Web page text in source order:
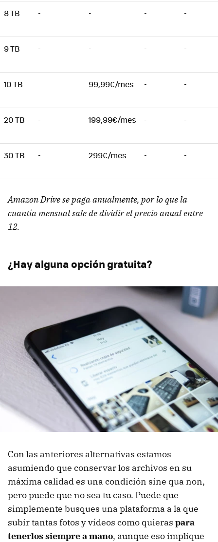
8 TB - - - -
9 TB - - - -
10 TB 99,99€/mes - -
20 TB - 199,99€/mes - -
30 TB - 299€/mes - -
Amazon Drive se paga anualmente, por lo que la
cuantía mensual sale de dividir el precio anual entre
12.
¿Hay alguna opción gratuita?
Con las anteriores alternativas estamos
asumiendo que conservar los archivos en su
máxima calidad es una condición sine qua non,
pero puede que no sea tu caso. Puede que
simplemente busques una plataforma a la que
subir tantas fotos y vídeos como quieras para
tenerlos siempre a mano, aunque eso implique